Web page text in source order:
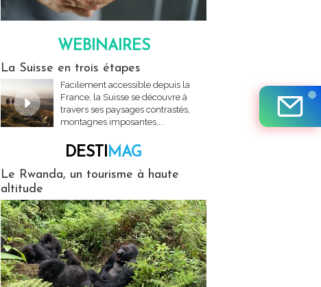
WEBINAIRES
La Suisse en trois étapes
Facilement accessible depuis la
France, la Suisse se découvre à
travers ses paysages contrastés,
montagnes imposantes,...
DESTIMAG
Le Rwanda, un tourisme à haute
altitude